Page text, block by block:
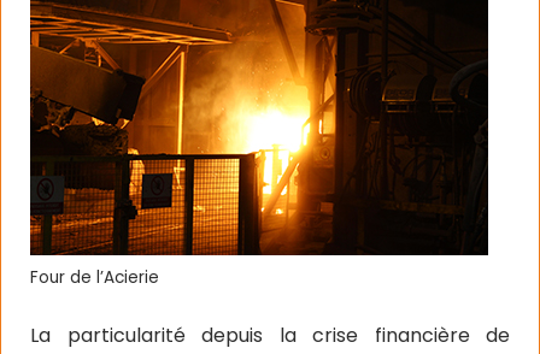
Four de l’Acierie
La particularité depuis la crise financière de